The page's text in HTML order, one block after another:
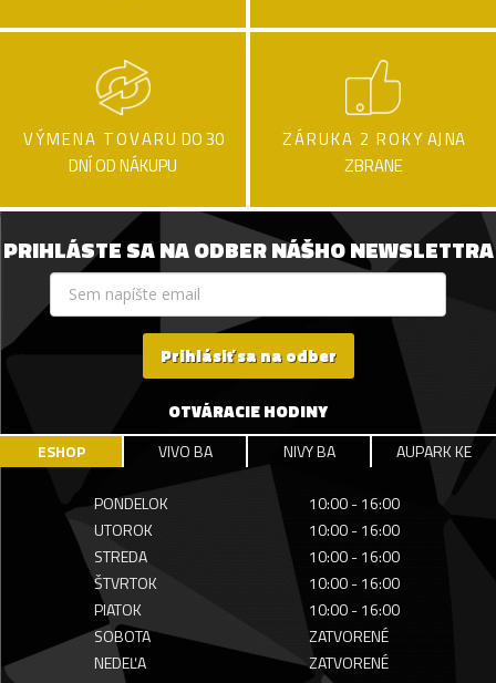
VÝMENA TOVARU DO 30
DNÍ OD NÁKUPU
ZÁRUKA 2 ROKY AJ NA
ZBRANE
PRIHLÁSTE SA NA ODBER NÁŠHO NEWSLETTRA
Prihlásiť sa na odber
OTVÁRACIE HODINY
ESHOP VIVO BA NIVY BA AUPARK KE
PONDELOK
10:00 - 16:00
UTOROK
10:00 - 16:00
STREDA
10:00 - 16:00
ŠTVRTOK
10:00 - 16:00
PIATOK
10:00 - 16:00
SOBOTA
ZATVORENÉ
NEDEĽA
ZATVORENÉ